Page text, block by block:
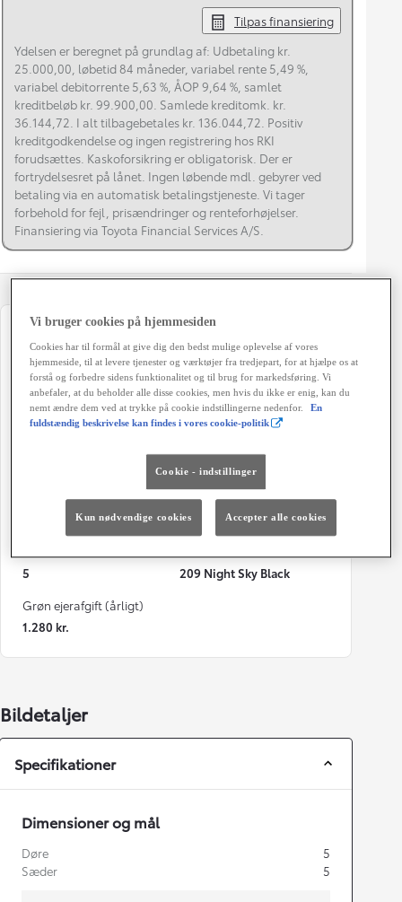
Tilpas finansiering
Ydelsen er beregnet på grundlag af: Udbetaling kr.
25.000,00, løbetid 84 måneder, variabel rente 5,49 %,
variabel debitorrente 5,63 %, ÅOP 9,64 %, samlet
kreditbeløb kr. 99.900,00. Samlede kreditomk. kr.
36.144,72. I alt tilbagebetales kr. 136.044,72. Positiv
kreditgodkendelse og ingen registrering hos RKI
forudsættes. Kaskoforsikring er obligatorisk. Der er
fortrydelsesret på lånet. Ingen løbende mdl. gebyrer ved
betaling via en automatisk betalingstjeneste. Vi tager
forbehold for fejl, prisændringer og renteforhøjelser.
Finansiering via Toyota Financial Services A/S.
09-2019
2019
Kilometertal
75.000 km
Brændstof
Hybrid Benzin
100 HK
Co2 (blandet kørsel)
Geartype
Automatisk gearkasse
5
209 Night Sky Black
Grøn ejerafgift (årligt)
1.280 kr.
Bildetaljer
Specifikationer
Dimensioner og mål
Døre
5
Sæder
5
Vi bruger cookies på hjemmesiden
Cookies har til formål at give dig den bedst mulige oplevelse af vores
hjemmeside, til at levere tjenester og værktøjer fra tredjepart, for at hjælpe os at
forstå og forbedre sidens funktionalitet og til brug for markedsføring. Vi
anbefaler, at du beholder alle disse cookies, men hvis du ikke er enig, kan du
nemt ændre dem ved at trykke på cookie indstillingerne nedenfor.
En
fuldstændig beskrivelse kan findes i vores cookie-politik
Cookie - indstillinger
Kun nødvendige cookies Accepter alle cookies